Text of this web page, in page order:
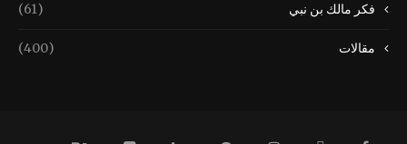
فكر مالك بن نبي (61)
مقالات (400)